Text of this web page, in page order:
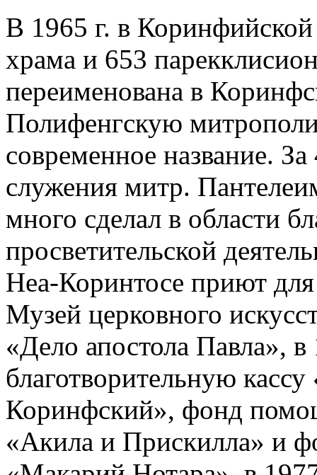
В 1965 г. в
храма и 653
переименована в
Полифенгскую
современное название.
служения митр.
много сделал в области
просветительской
Неа-Коринтосе приют
Музей церковного
«Дело апостола Павла», в
благотворительную
Коринфский», фонд
«Акила и Прискилла» и